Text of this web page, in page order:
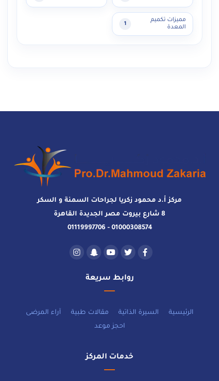
مميزات تكميم
المعدة
1
مركز أ.د محمود زكريا لجراحات السمنة و السكر
8 شارع بيروت مصر الجديدة القاهرة
01000308574 - 01119997706
روابط سريعة
الرئيسية السيرة الذاتية مقالات طبية
آراء المرضى
احجز موعد
خدمات المركز